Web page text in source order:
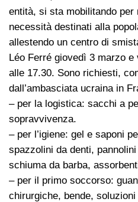
entità, si sta mobilitando
necessità destinati alla
allestendo un centro di
Léo Ferré giovedì 3 marzo
alle 17.30. Sono richiesti,
dall’ambasciata ucraina in
– per la logistica: sacchi a
sopravvivenza.
– per l’igiene: gel e saponi
spazzolini da denti,
schiuma da barba,
– per il primo soccorso:
chirurgiche, bende,